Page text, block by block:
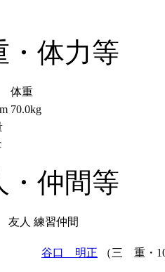
・体力等
体重
70.0kg
・仲間等
友人 練習仲間
谷口 明正 （三 重・